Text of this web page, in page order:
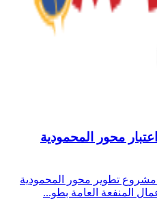
محور المحمودية
مشروع تطوير محور المحمودية
المنفعة العامة بطو...